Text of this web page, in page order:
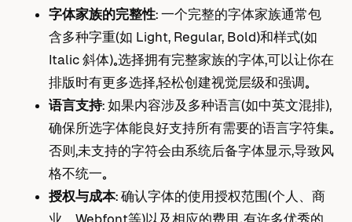
字体家族的完整性： 一个完整的字体家族通常包
含多种字重（如 Light, Regular, Bold）和样式（如
Italic 斜体）。选择拥有完整家族的字体，可以让你在
排版时有更多选择，轻松创建视觉层级和强调。
语言支持： 如果内容涉及多种语言（如中英文混排），
确保所选字体能良好支持所有需要的语言字符集。
否则，未支持的字符会由系统后备字体显示，导致风
格不统一。
授权与成本： 确认字体的使用授权范围（个人、商